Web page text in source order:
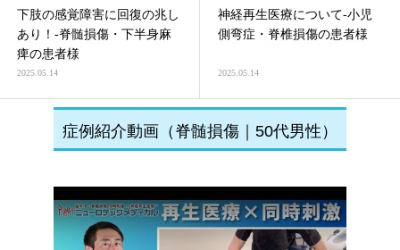
下肢の感覚障害に回復の兆し
あり！-脊髄損傷・下半身麻
痺の患者様
2025.05.14
神経再生医療について-小児
側弯症・脊椎損傷の患者様
2025.05.14
症例紹介動画（脊髄損傷｜50代男性）